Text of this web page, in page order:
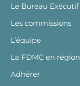
Le Bureau Exécutif
Les commissions
L’équipe
La FDMC en région
Adhérer